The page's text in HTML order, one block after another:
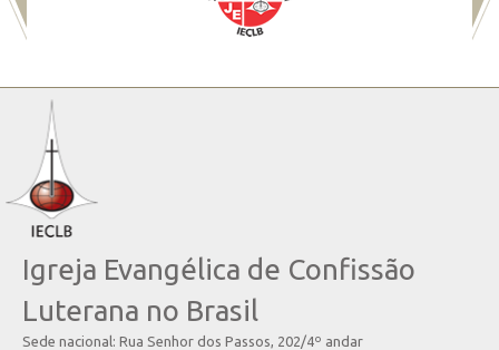
Igreja Evangélica de Confissão
Luterana no Brasil
Sede nacional: Rua Senhor dos Passos, 202/4º andar